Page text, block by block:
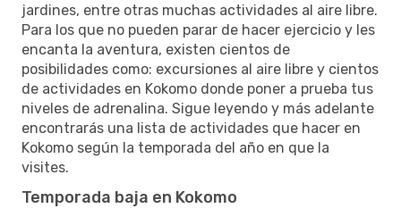
jardines, entre otras muchas actividades al aire libre.
Para los que no pueden parar de hacer ejercicio y les
encanta la aventura, existen cientos de
posibilidades como: excursiones al aire libre y cientos
de actividades en Kokomo donde poner a prueba tus
niveles de adrenalina. Sigue leyendo y más adelante
encontrarás una lista de actividades que hacer en
Kokomo según la temporada del año en que la
visites.
Temporada baja en Kokomo